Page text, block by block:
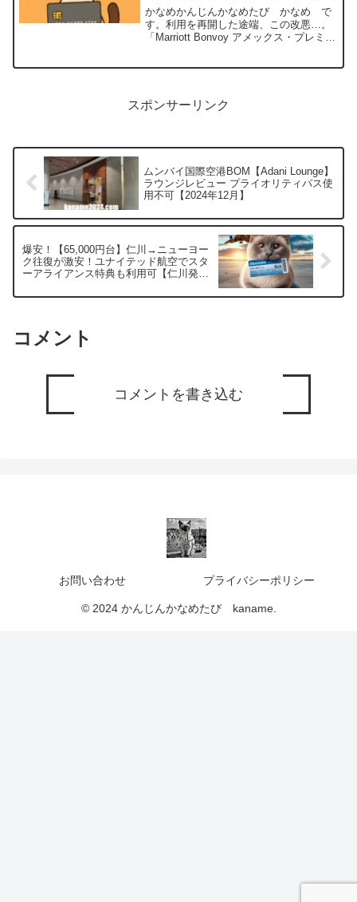
年会費増額【2025年8月】
かなめかんじんかなめたび かなめ で
す。利用を再開した途端、この改悪…。
「Marriott Bonvoy アメックス・プレミア
スポンサーリンク
ムンバイ国際空港BOM【Adani Lounge】
ラウンジレビュー プライオリティパス使
用不可【2024年12月】
爆安！【65,000円台】仁川→ニューヨー
ク往復が激安！ユナイテッド航空でスタ
ーアライアンス特典も利用可【仁川発で
コメント
コメントを書き込む
お問い合わせ プライバシーポリシー
© 2024 かんじんかなめたび kaname.